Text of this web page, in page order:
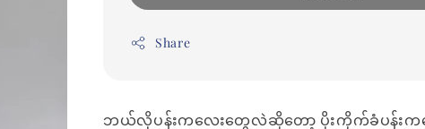
Share
ဘယ်လိုပန်းကလေးတွေလဲဆိုတော့ ပိုးကိုက်ခံပန်းကလ